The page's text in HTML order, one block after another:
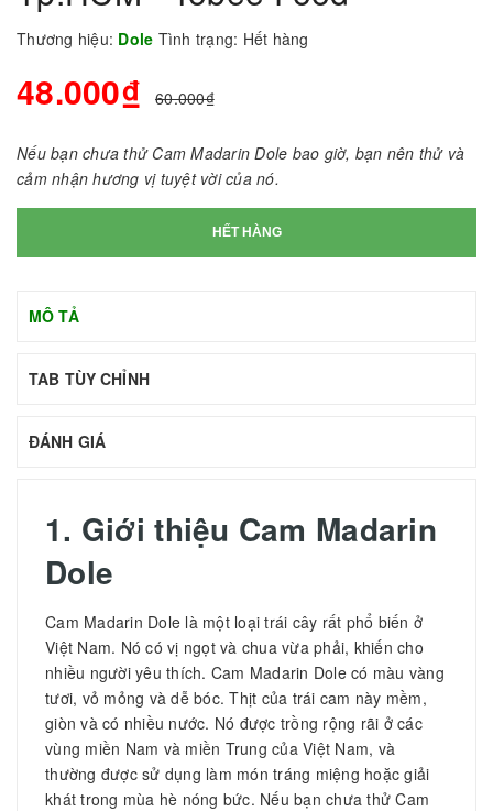
Thương hiệu: Dole Tình trạng: Hết hàng
48.000₫ 60.000₫
Nếu bạn chưa thử Cam Madarin Dole bao giờ, bạn nên thử và
cảm nhận hương vị tuyệt vời của nó.
HẾT HÀNG
MÔ TẢ
TAB TÙY CHỈNH
ĐÁNH GIÁ
1. Giới thiệu Cam Madarin
Dole
Cam Madarin Dole là một loại trái cây rất phổ biến ở
Việt Nam. Nó có vị ngọt và chua vừa phải, khiến cho
nhiều người yêu thích. Cam Madarin Dole có màu vàng
tươi, vỏ mỏng và dễ bóc. Thịt của trái cam này mềm,
giòn và có nhiều nước. Nó được trồng rộng rãi ở các
vùng miền Nam và miền Trung của Việt Nam, và
thường được sử dụng làm món tráng miệng hoặc giải
khát trong mùa hè nóng bức. Nếu bạn chưa thử Cam